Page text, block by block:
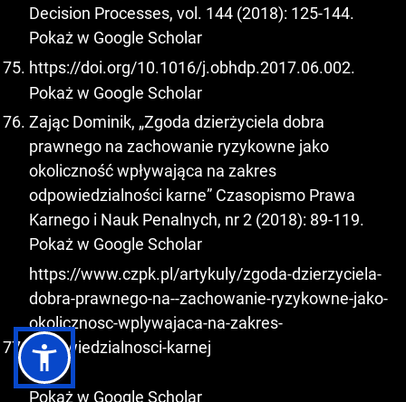
Decision Processes, vol. 144 (2018): 125-144.
Pokaż w Google Scholar
https://doi.org/10.1016/j.obhdp.2017.06.002.
Pokaż w Google Scholar
Zając Dominik, „Zgoda dzierżyciela dobra
prawnego na zachowanie ryzykowne jako
okoliczność wpływająca na zakres
odpowiedzialności karne” Czasopismo Prawa
Karnego i Nauk Penalnych, nr 2 (2018): 89-119.
Pokaż w Google Scholar
https://www.czpk.pl/artykuly/zgoda-dzierzyciela-
dobra-prawnego-na--zachowanie-ryzykowne-jako-
okolicznosc-wplywajaca-na-zakres-
odpowiedzialnosci-karnej
.
Pokaż w Google Scholar